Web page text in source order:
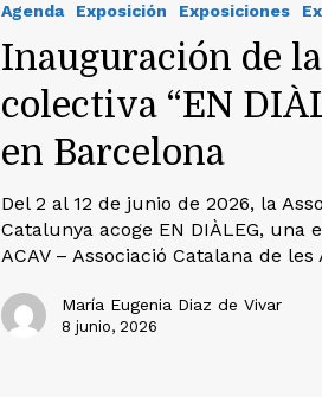
Agenda Exposición Exposiciones
Inauguración de
colectiva “EN
en Barcelona
Del 2 al 12 de junio de 2026, la
Catalunya acoge EN DIÀLEG, una
ACAV – Associació Catalana de
María Eugenia Diaz de Vivar
8 junio, 2026